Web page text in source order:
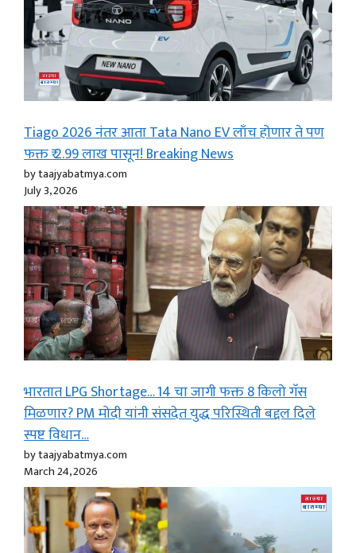
Tiago 2026 नंतर आता Tata Nano EV लाँच होणार ते पण
फक्त ₹ 2.99 लाख पासून! Breaking News
by taajyabatmya.com
July 3, 2026
भारतात LPG Shortage… 14 चा जागी फक्त 8 किलो गॅस
मिळणार? PM मोदी यांनी संसदेत युद्ध परिस्थिती बद्दल दिले
स्पष्ट विधान…
by taajyabatmya.com
March 24, 2026